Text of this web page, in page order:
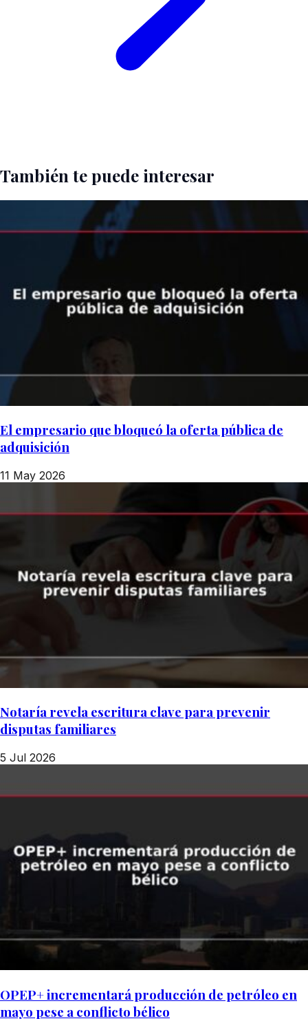
También te puede interesar
El empresario que bloqueó la oferta pública de
adquisición
11 May 2026
Notaría revela escritura clave para prevenir
disputas familiares
5 Jul 2026
OPEP+ incrementará producción de petróleo en
mayo pese a conflicto bélico